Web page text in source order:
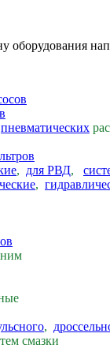
оборудования
пневматических
, для РВД,
,
,
смазки